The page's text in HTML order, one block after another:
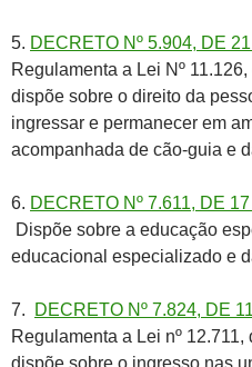
5. DECRETO Nº 5.904, DE
Regulamenta a Lei Nº
dispõe sobre o direito da
ingressar e permanecer em
acompanhada de cão-guia e
6. DECRETO Nº 7.611, DE
Dispõe sobre a educação
educacional especializado e
7. DECRETO Nº 7.824, DE
Regulamenta a Lei nº
dispõe sobre o ingresso nas